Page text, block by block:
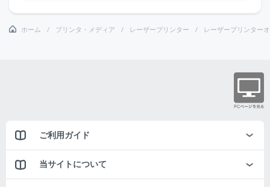
ホーム プリンタ・メディア レーザープリンター レーザープリンター
ご利用ガイド
当サイトについて